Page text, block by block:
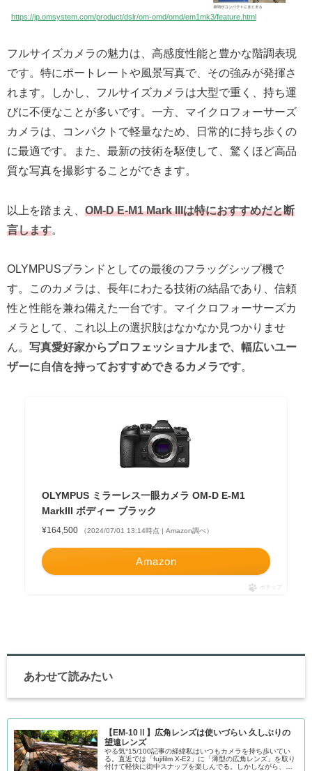
https://jp.omsystem.com/product/dslr/om-omd/omd/em1mk3/feature.html
フルサイズカメラの魅力は、高感度性能と豊かな階調表現
です。特にポートレートや風景写真で、その強みが発揮さ
れます。しかし、フルサイズカメラは大型で重く、持ち運
びに不便なことが多いです。一方、マイクロフォーサーズ
カメラは、コンパクトで軽量なため、日常的に持ち歩くの
に最適です。また、最新の技術を駆使して、驚くほど高品
質な写真を撮影することができます。
以上を踏まえ、 OM-D E-M1 Mark IIIは特におすすめだと断
言します。
OLYMPUSブランドとしての最後のフラッグシップ機で
す。このカメラは、長年にわたる技術の結晶であり、信頼
性と性能を兼ね備えた一台です。マイクロフォーサーズカ
メラとして、これ以上の選択肢はなかなか見つかりませ
ん。 写真愛好家からプロフェッショナルまで、幅広いユー
ザーに自信を持っておすすめできるカメラです。
OLYMPUS ミラーレス一眼カメラ OM-D E-M1
MarkIII ボディー ブラック
¥164,500 （2024/07/01 13:14時点 | Amazon調べ）
Amazon
ポチップ
あわせて読みたい
【EM-10Ⅱ】広角レンズは使いづらい 久しぶりの
望遠レンズ
やる気°15/100記事の経緯私はいつもカメラを持ち歩いてい
る。直近では「fujifilm X-E2」に「薄型の広角レンズ」を取り
付けて軽快に街中スナップを楽しんでる。しかしながら、私